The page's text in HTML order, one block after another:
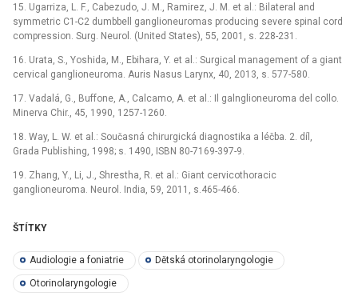
15. Ugarriza, L. F., Cabezudo, J. M., Ramirez, J. M. et al.: Bilateral and
symmetric C1-C2 dumbbell ganglioneuromas producing severe spinal cord
compression. Surg. Neurol. (United States), 55, 2001, s. 228-231.
16. Urata, S., Yoshida, M., Ebihara, Y. et al.: Surgical management of a giant
cervical ganglioneuroma. Auris Nasus Larynx, 40, 2013, s. 577-580.
17. Vadalá, G., Buffone, A., Calcamo, A. et al.: Il galnglioneuroma del collo.
Minerva Chir., 45, 1990, 1257-1260.
18. Way, L. W. et al.: Současná chirurgická diagnostika a léčba. 2. díl,
Grada Publishing, 1998; s. 1490, ISBN 80-7169-397-9.
19. Zhang, Y., Li, J., Shrestha, R. et al.: Giant cervicothoracic
ganglioneuroma. Neurol. India, 59, 2011, s.465-466.
ŠTÍTKY
Audiologie a foniatrie Dětská otorinolaryngologie
Otorinolaryngologie